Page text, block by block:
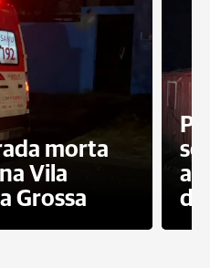
morta
Vila
Grossa
do